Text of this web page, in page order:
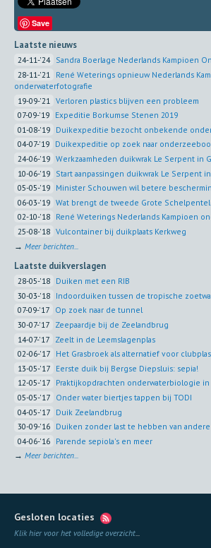
Save
Laatste nieuws
24-11-'24 Sandra Boerlage Nederlands Kampioen
28-11-'21
René Weterings opnieuw Nederlands
onderwaterfotografie
19-09-'21
Verloren plastics blijven een probleem
07-09-'19 Expeditie Borkumse Stenen 2019
01-08-'19 Duikexpeditie bezocht onbekende
04-07-'19 Duikexpeditie op zoek naar
24-06-'19 Werkzaamheden duikwrak Le Serpent in
10-06-'19 Start aanpassingen duikwrak Le Serpent
05-05-'19 Minister Schouwen wil betere
06-03-'19 Wat brengt de tweede Grote
02-10-'18 René Weterings Nederlands Kampioen
25-08-'18 Vulcontainer bij duikplaats Kerkweg
→ Meer berichten...
Laatste duikverslagen
28-05-'18 Duiken met een RIB
30-03-'18 Indoorduiken tussen de tropische
07-09-'17 Op zoek naar de tunnel
30-07-'17 Zeepaardje bij de Zeelandbrug
14-07-'17 Zeelt in de Leemslagenplas
02-06-'17 Het Grasbroek als alternatief voor
13-05-'17 Eerste duik bij Bergse Diepsluis: sepia!
12-05-'17 Praktijkopdrachten onderwaterbiologie in
05-05-'17 Onder water biertjes tappen bij TODI
04-05-'17 Duik Zeelandbrug
30-09-'16 Duiken zonder last te hebben van
04-06-'16 Parende sepiola's en meer
→ Meer berichten...
Gesloten locaties
Klik hier voor het volledige overzicht